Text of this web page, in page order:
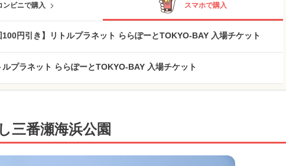
ンビニで購入 スマホで購入
100円引き】リトルプラネット ららぽーとTOKYO-BAY 入場チケット
ルプラネット ららぽーとTOKYO-BAY 入場チケット
三番瀬海浜公園